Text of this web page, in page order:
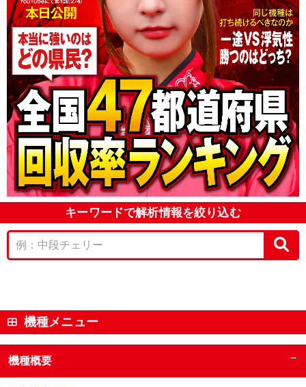
キーワードで解析情報を絞り込む
機種メニュー
機種概要 −